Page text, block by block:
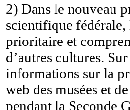
2) Dans le nouveau
scientifique fédérale,
prioritaire et
d’autres cultures.
informations sur la
web des musées et
pendant la Seconde